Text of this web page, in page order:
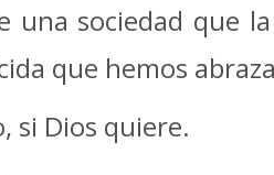
una sociedad que
que hemos
si Dios quiere.